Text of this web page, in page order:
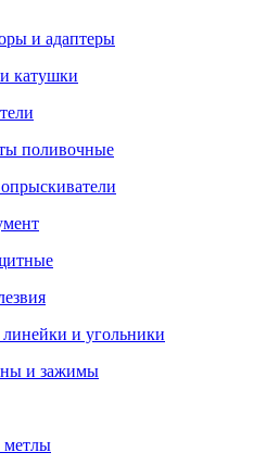
и адаптеры
катушки
поливочные
линейки и угольники
и зажимы